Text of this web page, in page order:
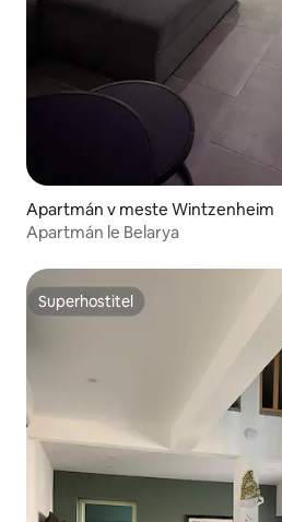
Apartmán v meste Wintzenheim
Apartmán le Belarya
Superhostiteľ
Superhostiteľ